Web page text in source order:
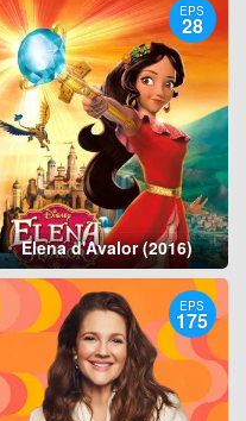
EPS
28
Elena d'Avalor (2016)
EPS
175